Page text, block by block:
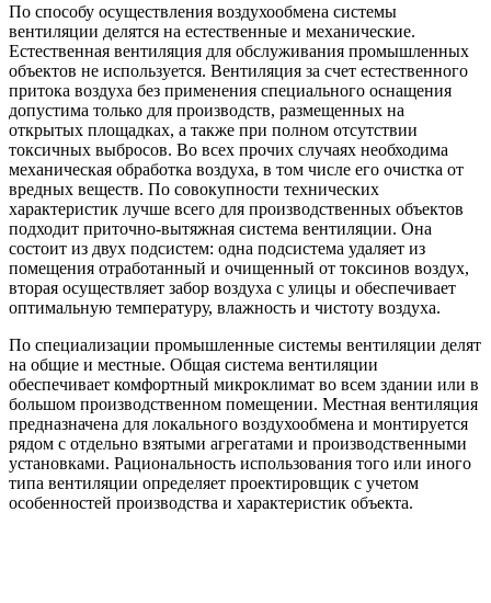
По способу осуществления воздухообмена системы
вентиляции делятся на естественные и механические.
Естественная вентиляция для обслуживания промышленных
объектов не используется. Вентиляция за счет естественного
притока воздуха без применения специального оснащения
допустима только для производств, размещенных на
открытых площадках, а также при полном отсутствии
токсичных выбросов. Во всех прочих случаях необходима
механическая обработка воздуха, в том числе его очистка от
вредных веществ. По совокупности технических
характеристик лучше всего для производственных объектов
подходит приточно-вытяжная система вентиляции. Она
состоит из двух подсистем: одна подсистема удаляет из
помещения отработанный и очищенный от токсинов воздух,
вторая осуществляет забор воздуха с улицы и обеспечивает
оптимальную температуру, влажность и чистоту воздуха.
По специализации промышленные системы вентиляции делят
на общие и местные. Общая система вентиляции
обеспечивает комфортный микроклимат во всем здании или в
большом производственном помещении. Местная вентиляция
предназначена для локального воздухообмена и монтируется
рядом с отдельно взятыми агрегатами и производственными
установками. Рациональность использования того или иного
типа вентиляции определяет проектировщик с учетом
особенностей производства и характеристик объекта.